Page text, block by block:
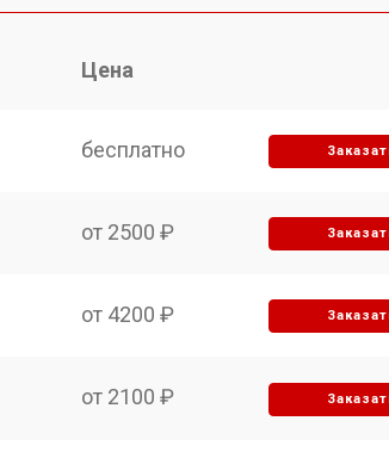
Цена
бесплатно
от 2500 ₽
от 4200 ₽
от 2100 ₽